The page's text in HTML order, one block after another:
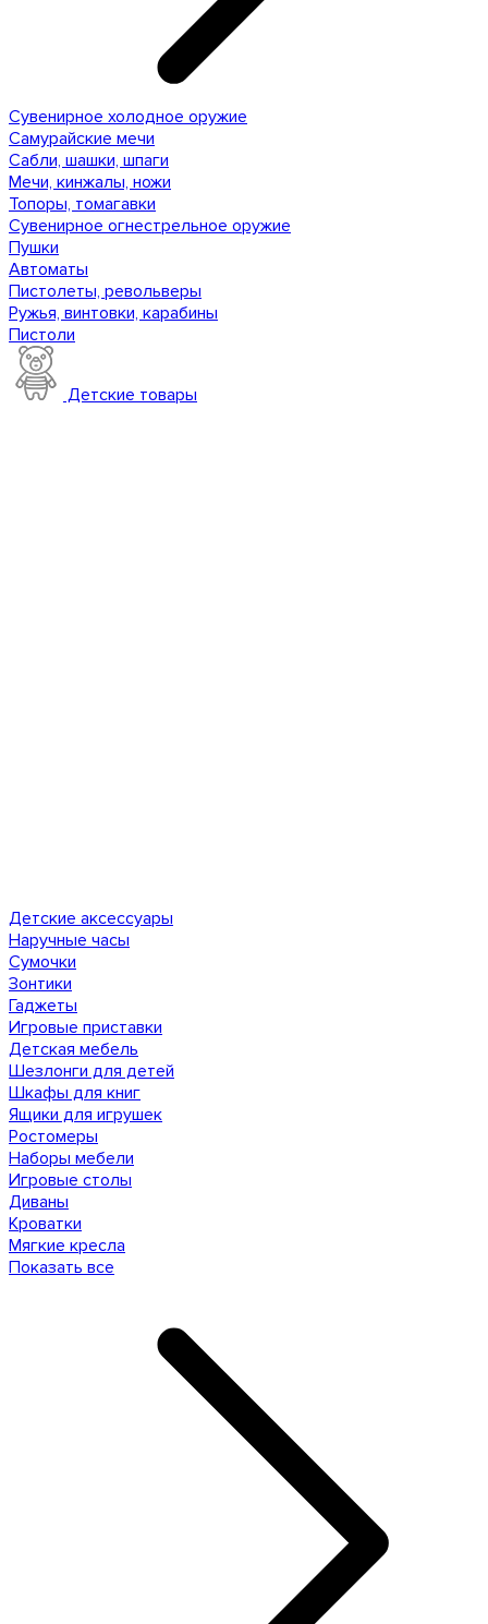
Сувенирное холодное оружие
Самурайские мечи
Сабли, шашки, шпаги
Мечи, кинжалы, ножи
Топоры, томагавки
Сувенирное огнестрельное оружие
Пушки
Автоматы
Пистолеты, револьверы
Ружья, винтовки, карабины
Пистоли
Детские товары
Детские аксессуары
Наручные часы
Сумочки
Зонтики
Гаджеты
Игровые приставки
Детская мебель
Шезлонги для детей
Шкафы для книг
Ящики для игрушек
Ростомеры
Наборы мебели
Игровые столы
Диваны
Кроватки
Мягкие кресла
Показать все